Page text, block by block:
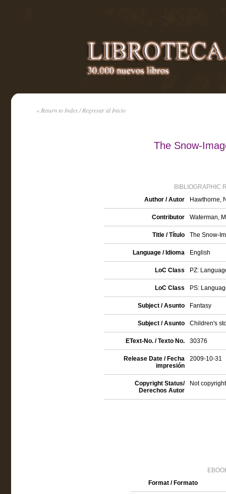
« Return to Index / Regresar al Inicio
The Snow-
BIBLIOGRAPHIC
Author / Autor
Hawthorne,
Contributor Waterman,
Title / Título The Snow-
Language / Idioma English
LoC Class PZ:
LoC Class PS:
Subject / Asunto Fantasy
Subject / Asunto Children's
EText-No. / Texto No. 30376
Release Date / Fecha
impresión
2009-10-31
Copyright Status/
Derechos Autor
Not
Format / Formato